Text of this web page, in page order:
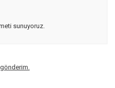
sunuyoruz.
gönderim.